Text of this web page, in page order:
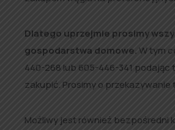
Dlatego uprzejmie prosimy
gospodarstwa domowe.W tym
440-268 lub 605-446-341 podając
zakupić. Prosimy o
Możliwy jest również bezpośredni